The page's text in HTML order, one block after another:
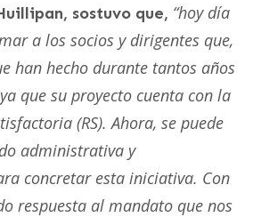
sostuvo que, “hoy día
a los socios y dirigentes que,
han hecho durante tantos años
que su proyecto cuenta con la
(RS). Ahora, se puede
administrativa y
concretar esta iniciativa. Con
respuesta al mandato que nos